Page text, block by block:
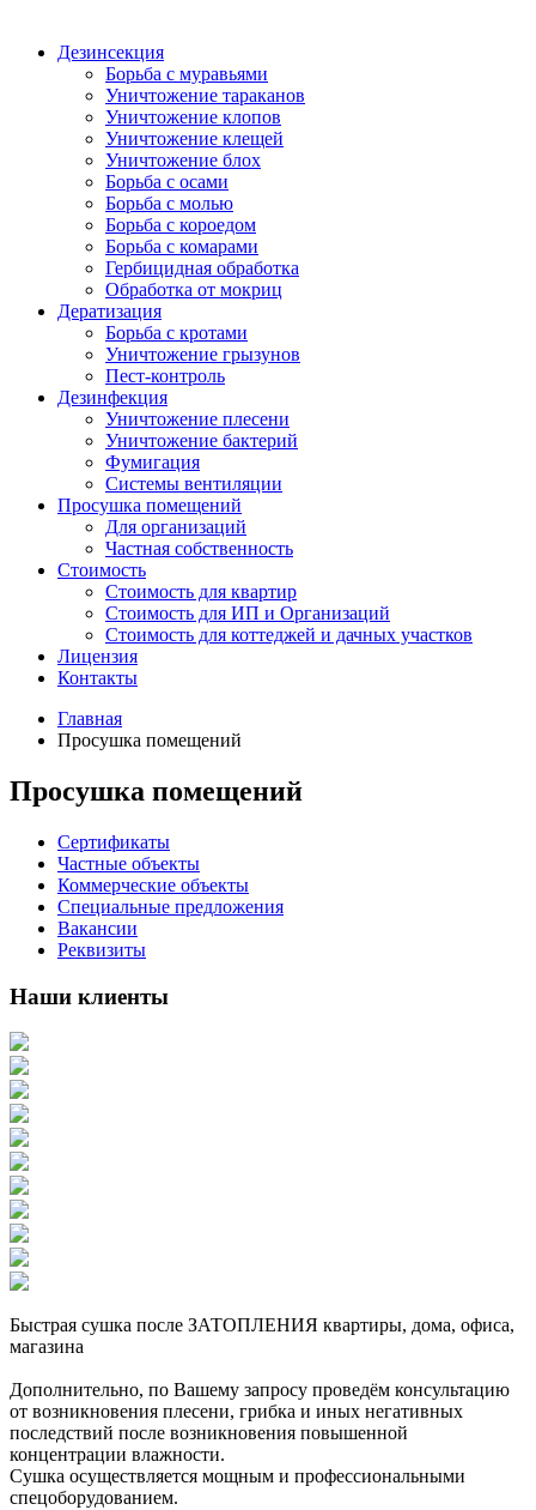
Дезинсекция
Борьба с муравьями
Уничтожение тараканов
Уничтожение клопов
Уничтожение клещей
Уничтожение блох
Борьба с осами
Борьба с молью
Борьба с короедом
Борьба с комарами
Гербицидная обработка
Обработка от мокриц
Дератизация
Борьба с кротами
Уничтожение грызунов
Пест-контроль
Дезинфекция
Уничтожение плесени
Уничтожение бактерий
Фумигация
Системы вентиляции
Просушка помещений
Для организаций
Частная собственность
Стоимость
Стоимость для квартир
Стоимость для ИП и Организаций
Стоимость для коттеджей и дачных участков
Лицензия
Контакты
Главная
Просушка помещений
Просушка помещений
Сертификаты
Частные объекты
Коммерческие объекты
Специальные предложения
Вакансии
Реквизиты
Наши клиенты
Быстрая сушка после ЗАТОПЛЕНИЯ квартиры, дома, офиса,
магазина
Дополнительно, по Вашему запросу проведём консультацию
от возникновения плесени, грибка и иных негативных
последствий после возникновения повышенной
концентрации влажности.
Сушка осуществляется мощным и профессиональными
спецоборудованием.